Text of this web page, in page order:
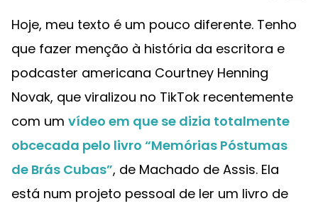
Hoje, meu texto é um pouco diferente. Tenho
que fazer menção à história da escritora e
podcaster americana Courtney Henning
Novak, que viralizou no TikTok recentemente
com um vídeo em que se dizia totalmente
obcecada pelo livro “Memórias Póstumas
de Brás Cubas”, de Machado de Assis. Ela
está num projeto pessoal de ler um livro de